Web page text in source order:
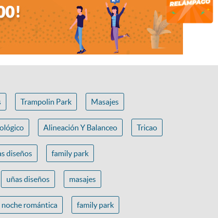
Trampolin Park Masajes
Alineación Y Balanceo Tricao
diseños family park
uñas diseños masajes
noche romántica family park